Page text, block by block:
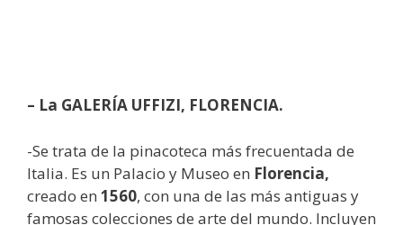
– La GALERÍA UFFIZI, FLORENCIA.
-Se trata de la pinacoteca más frecuentada de
Italia. Es un Palacio y Museo en Florencia,
creado en 1560, con una de las más antiguas y
famosas colecciones de arte del mundo. Incluyen